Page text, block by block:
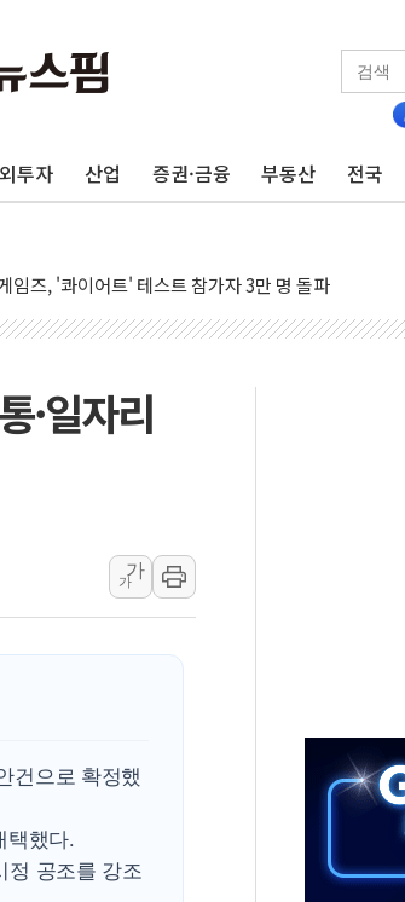
투자 산업 증권·금융 부동산 전국
주 구례 산불 32분 만에 주불 진화...인명피해 없어
억원 규모 압류재산 1506건 공매
] 청도 흥선리 야산 산불 1시간36분만에 주불진화....
카 제보자 "신동국과 무관…자료는 전·현직 직원으
케이항공, 청주-중국 청두 노선 운항허가 취득...중국
, AI 브리핑 도입 후 블로그 창작자 지원 규모 2배 확대
비전 '헬로모바일', 교보문고 제휴 전자책 요금제 출시
114로 카카오 T 택시 호출 서비스
광주 화정역 인근 도로 4중 추돌…1명 심정지·5명 부상
수리 야산서 산불 진화 중...진화헬기 3대 투입
·일자리
가
가
건으로 확정했
택했다.
정 공조를 강조